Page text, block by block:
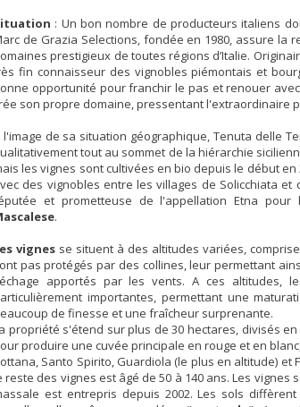
: Un bon nombre de producteurs italiens
de Grazia Selections, fondée en 1980, assure
prestigieux de toutes régions d’Italie.
fin connaisseur des vignobles piémontais et
opportunité pour franchir le pas et renouer
son propre domaine, pressentant l'extraordinaire
l'image de sa situation géographique, Tenuta delle
tout au sommet de la hiérarchie
les vignes sont cultivées en bio depuis le début
des vignobles entre les villages de Solicchiata
et prometteuse de l'appellation Etna
.
vignes se situent à des altitudes variées,
pas protégés par des collines, leur permettant
apportés par les vents. A ces altitudes,
importantes, permettant une
de finesse et une fraîcheur surprenante.
propriété s'étend sur plus de 30 hectares, divisés
produire une cuvée principale en rouge et en
Santo Spirito, Guardiola (le plus en altitude)
reste des vignes est âgé de 50 à 140 ans. Les
est entrepris depuis 2002. Les sols